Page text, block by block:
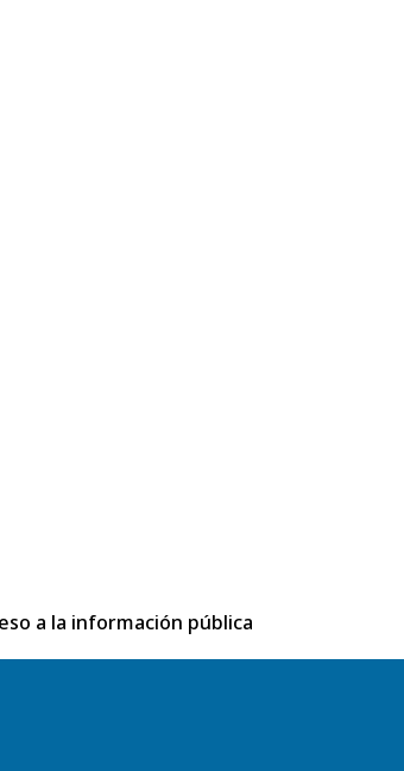
a la información pública